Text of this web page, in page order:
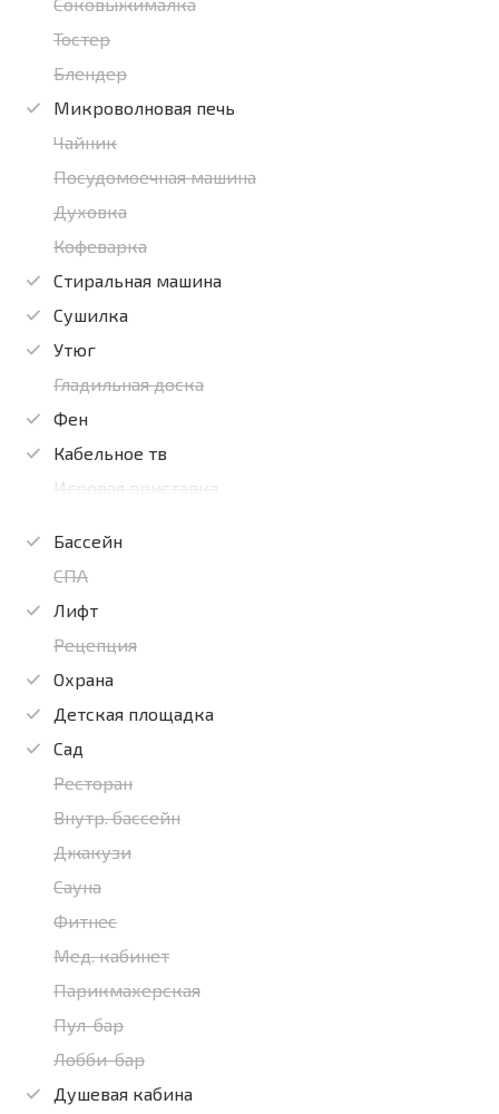
Тостер
Блендер
Микроволновая печь
Чайник
Посудомоечная машина
Духовка
Кофеварка
Стиральная машина
Сушилка
Утюг
Гладильная доска
Фен
Кабельное тв
Игровая приставка
Бассейн
СПА
Лифт
Рецепция
Охрана
Детская площадка
Сад
Ресторан
Внутр. бассейн
Джакузи
Сауна
Фитнес
Мед. кабинет
Парикмахерская
Пул-бар
Лобби-бар
Душевая кабина